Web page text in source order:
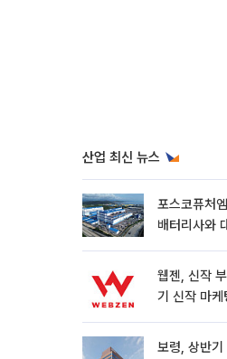
산업 최신 뉴스
포스코퓨처
배터리사와
웹젠, 신작
기 신작 마케
보령, 상반